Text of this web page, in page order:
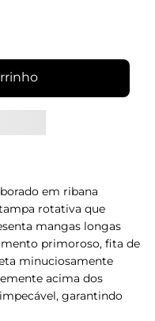
em ribana
rotativa que
mangas longas
primoroso, fita de
minuciosamente
acima dos
garantindo